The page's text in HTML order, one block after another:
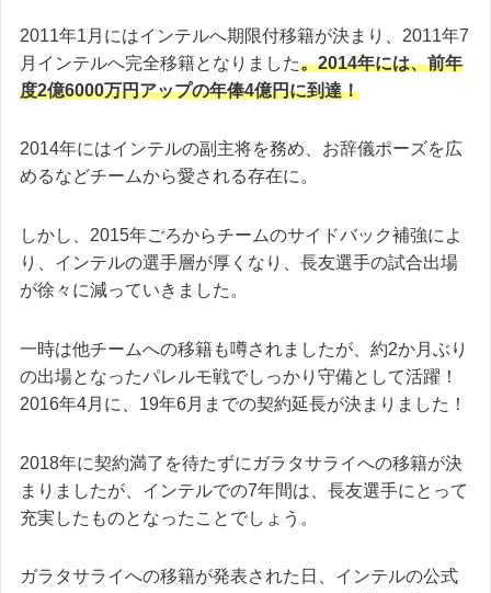
2011年1月にはインテルへ期限付移籍が決まり、2011年7
月インテルへ完全移籍となりました。2014年には、前年
度2億6000万円アップの年俸4億円に到達！
2014年にはインテルの副主将を務め、お辞儀ポーズを広
めるなどチームから愛される存在に。
しかし、2015年ごろからチームのサイドバック補強によ
り、インテルの選手層が厚くなり、長友選手の試合出場
が徐々に減っていきました。
一時は他チームへの移籍も噂されましたが、約2か月ぶり
の出場となったパレルモ戦でしっかり守備として活躍！
2016年4月に、19年6月までの契約延長が決まりました！
2018年に契約満了を待たずにガラタサライへの移籍が決
まりましたが、インテルでの7年間は、長友選手にとって
充実したものとなったことでしょう。
ガラタサライへの移籍が発表された日、インテルの公式